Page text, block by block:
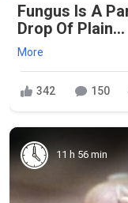
Fungus Is A
Drop Of Plain...
More
342 150
11 h 56 min